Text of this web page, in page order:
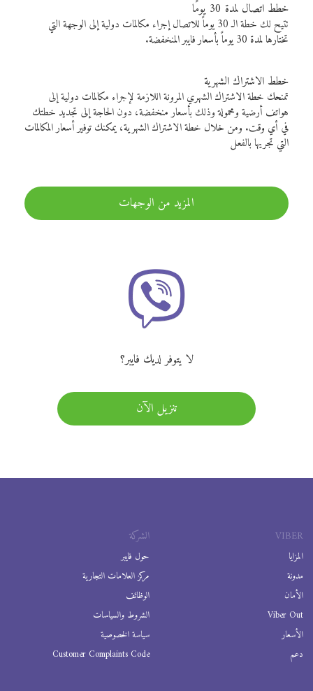
خطط اتصال لمدة 30 يومًا
تتيح لك خطة الـ 30 يوماً للاتصال إجراء مكالمات دولية إلى الوجهة التي
تختارها لمدة 30 يوماً بأسعار فايبر المنخفضة.
خطط الاشتراك الشهرية
تمنحك خطة الاشتراك الشهري المرونة اللازمة لإجراء مكالمات دولية إلى
هواتف أرضية ومحمولة وذلك بأسعار منخفضة، دون الحاجة إلى تجديد خطتك
في أي وقت. ومن خلال خطة الاشتراك الشهرية، يمكنك توفير أسعار المكالمات
التي تجريها بالفعل
المزيد من الوجهات
لا يتوفر لديك فايبر؟
تنزيل الآن
VIBER
المزايا
مدونة
الأمان
Viber Out
الأسعار
دعم
الشركة
حول فايبر
مركز العلامات التجارية
الوظائف
الشروط والسياسات
سياسة الخصوصية
Customer Complaints Code